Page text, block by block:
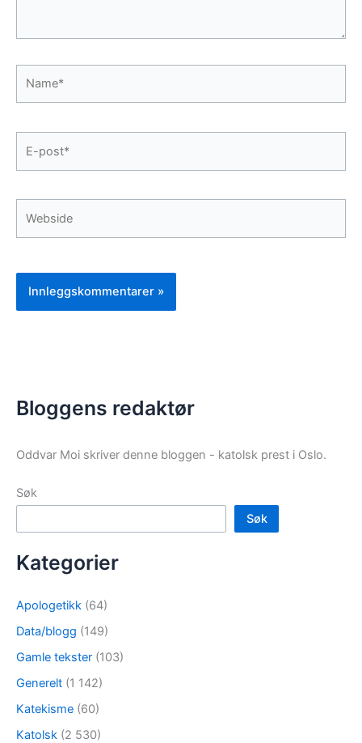
post*
Bloggens redaktør
Oddvar Moi skriver denne bloggen - katolsk prest i Oslo.
Søk
Søk
Kategorier
Apologetikk (64)
Data/blogg (149)
Gamle tekster (103)
Generelt (1 142)
Katekisme (60)
Katolsk (2 530)